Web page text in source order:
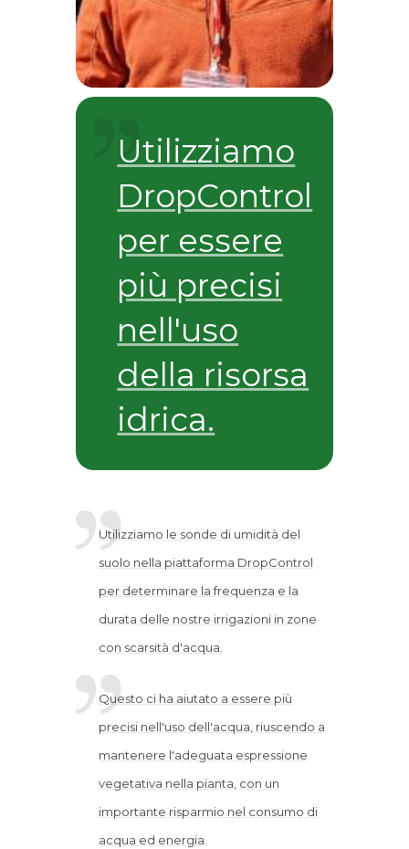
Utilizziamo
DropControl
per essere
più precisi
nell'uso
della risorsa
idrica.
Utilizziamo le sonde di umidità del
suolo nella piattaforma DropControl
per determinare la frequenza e la
durata delle nostre irrigazioni in zone
con scarsità d'acqua.
Questo ci ha aiutato a essere più
precisi nell'uso dell'acqua, riuscendo a
mantenere l'adeguata espressione
vegetativa nella pianta, con un
importante risparmio nel consumo di
acqua ed energia.